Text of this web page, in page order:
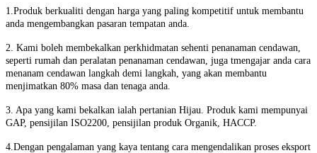
1. Produk berkualiti dengan harga yang paling kompetitif untuk membantu
anda mengembangkan pasaran tempatan anda.
2. Kami boleh membekalkan perkhidmatan sehenti penanaman cendawan,
seperti rumah dan peralatan penanaman cendawan, juga tmengajar anda cara
menanam cendawan langkah demi langkah, yang akan membantu
menjimatkan 80% masa dan tenaga anda.
3. Apa yang kami bekalkan ialah pertanian Hijau. Produk kami mempunyai
GAP, pensijilan ISO2200, pensijilan produk Organik, HACCP.
4. Dengan pengalaman yang kaya tentang cara mengendalikan proses eksport